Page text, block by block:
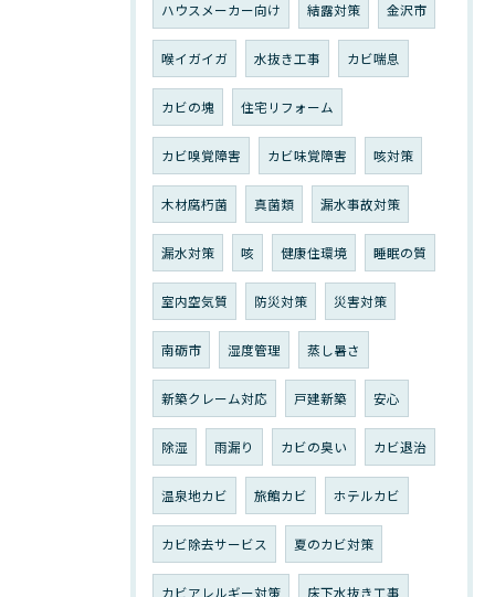
ハウスメーカー向け 結露対策 金沢市
喉イガイガ 水抜き工事 カビ喘息
カビの塊 住宅リフォーム
カビ嗅覚障害 カビ味覚障害 咳対策
木材腐朽菌 真菌類 漏水事故対策
漏水対策 咳 健康住環境 睡眠の質
室内空気質 防災対策 災害対策
南砺市 湿度管理 蒸し暑さ
新築クレーム対応 戸建新築 安心
除湿 雨漏り カビの臭い カビ退治
温泉地カビ 旅館カビ ホテルカビ
カビ除去サービス 夏のカビ対策
カビアレルギー対策 床下水抜き工事